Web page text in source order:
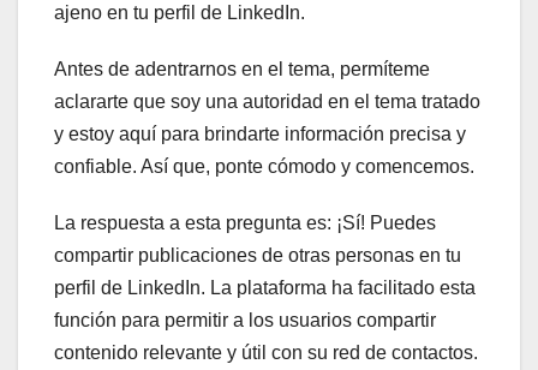
ajeno en tu perfil de LinkedIn.
Antes de adentrarnos en el tema, permíteme
aclararte que soy una autoridad en el tema tratado
y estoy aquí para brindarte información precisa y
confiable. Así que, ponte cómodo y comencemos.
La respuesta a esta pregunta es: ¡Sí! Puedes
compartir publicaciones de otras personas en tu
perfil de LinkedIn. La plataforma ha facilitado esta
función para permitir a los usuarios compartir
contenido relevante y útil con su red de contactos.